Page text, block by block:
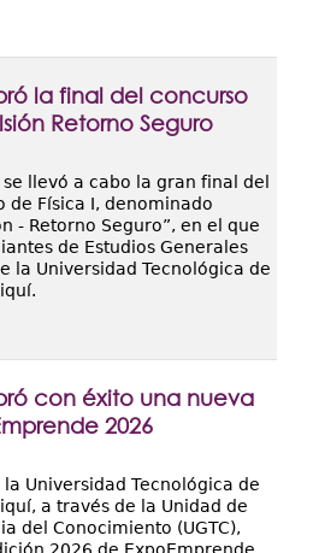
la final del concurso
Retorno Seguro
llevó a cabo la gran final del
de Física I, denominado
- Retorno Seguro”, en el que
de Estudios Generales
la Universidad Tecnológica de
con éxito una nueva
2026
Universidad Tecnológica de
a través de la Unidad de
del Conocimiento (UGTC),